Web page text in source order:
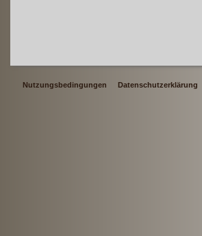
Nutzungsbedingungen Datenschutzerklärung